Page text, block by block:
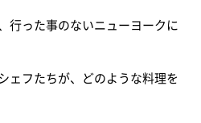
行った事のないニューヨークに
ェフたちが、どのような料理を